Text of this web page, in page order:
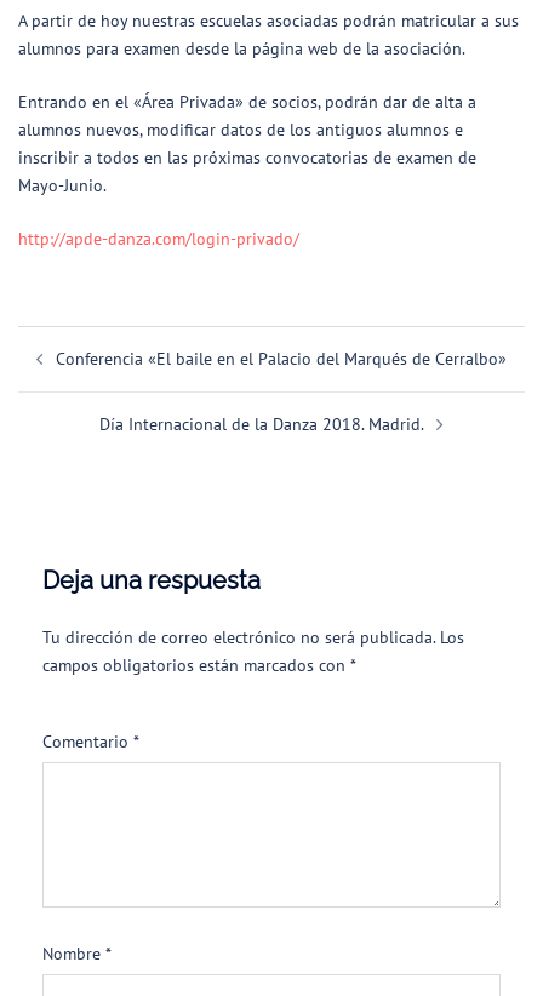
A partir de hoy nuestras escuelas asociadas podrán matricular a sus
alumnos para examen desde la página web de la asociación.
Entrando en el «Área Privada» de socios, podrán dar de alta a
alumnos nuevos, modificar datos de los antiguos alumnos e
inscribir a todos en las próximas convocatorias de examen de
Mayo-Junio.
http://apde-danza.com/login-privado/
de
entradas
Conferencia «El baile en el Palacio del Marqués de Cerralbo»
Día Internacional de la Danza 2018. Madrid.
Deja una respuesta
Tu dirección de correo electrónico no será publicada. Los
campos obligatorios están marcados con *
Comentario *
Nombre *